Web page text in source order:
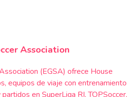
Association
(EGSA) ofrece House
equipos de viaje con entrenamiento
en SuperLiga RI, TOPSoccer,